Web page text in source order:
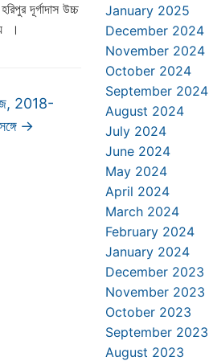
দূর্গাদাস উচ্চ
।
2018-
→
January 2025
December 2024
November 2024
October 2024
September 2024
August 2024
July 2024
June 2024
May 2024
April 2024
March 2024
February 2024
January 2024
December 2023
November 2023
October 2023
September 2023
August 2023